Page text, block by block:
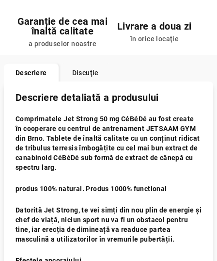
Garanție de cea mai
înaltă calitate
a produselor noastre
Livrare a doua zi
în orice locație
Descriere Discuţie
Descriere detaliată a produsului
Comprimatele Jet Strong 50 mg CéBéDé au fost create
în cooperare cu centrul de antrenament JETSAAM GYM
din Brno. Tablete de înaltă calitate cu un conținut ridicat
de tribulus terresis îmbogățite cu cel mai bun extract de
canabinoid CéBéDé sub formă de extract de cânepă cu
spectru larg.
produs 100% natural. Produs 1000% functional
Datorită Jet Strong, te vei simți din nou plin de energie și
chef de viață, niciun sport nu va fi un obstacol pentru
tine, iar erecția de dimineață va readuce partea
masculină a utilizatorilor în vremurile pubertății.